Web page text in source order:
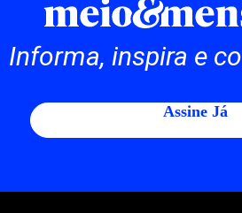
Informa, inspira e
Assine Já